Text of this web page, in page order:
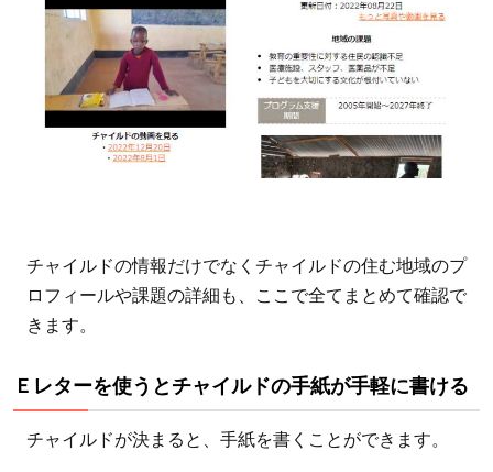
ル
ド・
ビジ
ョン
のア
カウ
チャ
イル
お知
チャイルドの情報だけでなくチャイルドの住む地域のプ
ロフィールや課題の詳細も、ここで全てまとめて確認で
きます。
Ｅレターを使うとチャイルドの手紙が手軽に書ける
チャイルドが決まると、手紙を書くことができます。